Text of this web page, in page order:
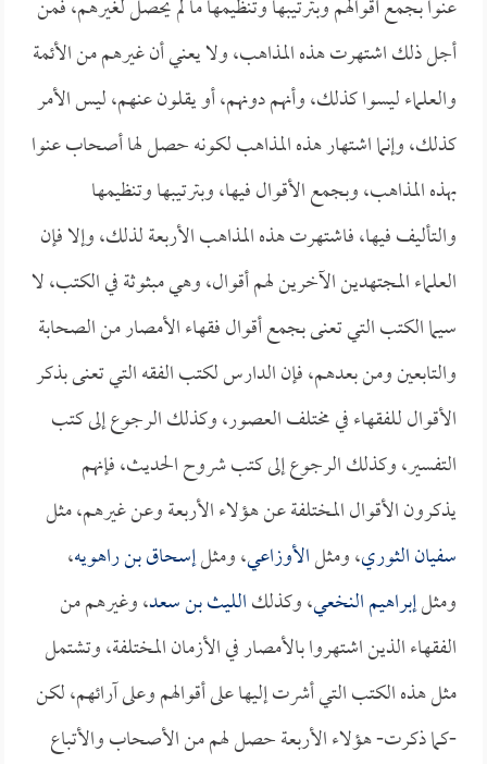
عنوا بجمع أقوالهم وبترتيبها وتنظيمها ما لم يحصل لغيرهم، فمن
أجل ذلك اشتهرت هذه المذاهب، ولا يعني أن غيرهم من الأئمة
والعلماء ليسوا كذلك، وأنهم دونهم، أو يقلون عنهم، ليس الأمر
كذلك، وإنما اشتهار هذه المذاهب لكونه حصل لها أصحاب عنوا
بهذه المذاهب، وبجمع الأقوال فيها، وبترتيبها وتنظيمها
والتأليف فيها، فاشتهرت هذه المذاهب الأربعة لذلك، وإلا فإن
العلماء المجتهدين الآخرين لهم أقوال، وهي مبثوثة في الكتب، لا
سيما الكتب التي تعنى بجمع أقوال فقهاء الأمصار من الصحابة
والتابعين ومن بعدهم، فإن الدارس لكتب الفقه التي تعنى بذكر
الأقوال للفقهاء في مختلف العصور، وكذلك الرجوع إلى كتب
التفسير، وكذلك الرجوع إلى كتب شروح الحديث، فإنهم
يذكرون الأقوال المختلفة عن هؤلاء الأربعة وعن غيرهم، مثل
سفيان الثوري، ومثلالأوزاعي، ومثلإسحاق بن راهويه،
ومثلإبراهيم النخعي، وكذلكالليث بن سعد، وغيرهم من
الفقهاء الذين اشتهروا بالأمصار في الأزمان المختلفة، وتشتمل
مثل هذه الكتب التي أشرت إليها على أقوالهم وعلى آرائهم، لكن
-كما ذكرت- هؤلاء الأربعة حصل لهم من الأصحاب والأتباع